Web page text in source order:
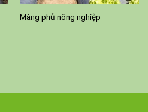
Màng phủ nông nghiệp